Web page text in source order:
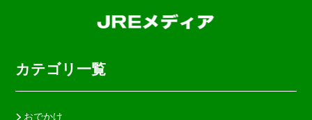
カテゴリ一覧
おでかけ